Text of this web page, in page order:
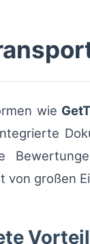
wie
von großen